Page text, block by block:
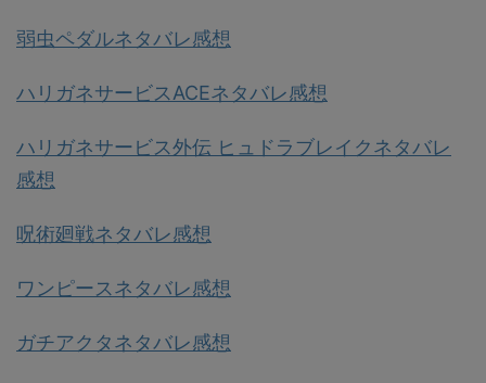
弱虫ペダルネタバレ感想
ハリガネサービスACEネタバレ感想
ハリガネサービス外伝 ヒュドラブレイクネタバレ
感想
呪術廻戦ネタバレ感想
ワンピースネタバレ感想
ガチアクタネタバレ感想